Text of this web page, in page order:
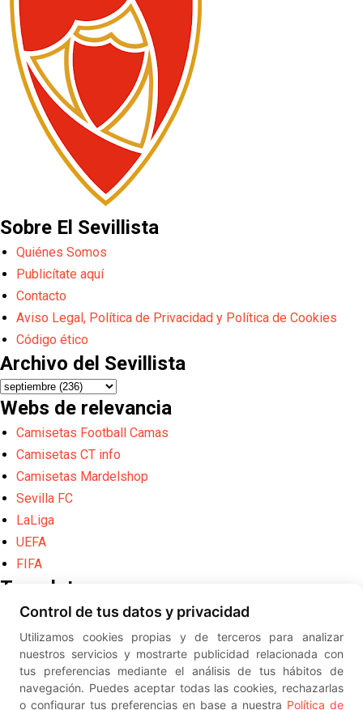
Sobre El Sevillista
Quiénes Somos
Publicítate aquí
Contacto
Aviso Legal, Política de Privacidad y Política de Cookies
Código ético
Archivo del Sevillista
Webs de relevancia
Camisetas Football Camas
Camisetas CT info
Camisetas Mardelshop
Sevilla FC
LaLiga
UEFA
FIFA
Translate
Powered by
Translate
Diseño web creado por Erick
© ElSevillista.es - Información sobre
el Sevilla FC, Sevilla Atlético, Sevilla Femenino y su Cantera
-- --
Control de tus datos y privacidad
Utilizamos cookies propias y de terceros para analizar
nuestros servicios y mostrarte publicidad relacionada con
tus preferencias mediante el análisis de tus hábitos de
navegación. Puedes aceptar todas las cookies, rechazarlas
o configurar tus preferencias en base a nuestra Política de
2026